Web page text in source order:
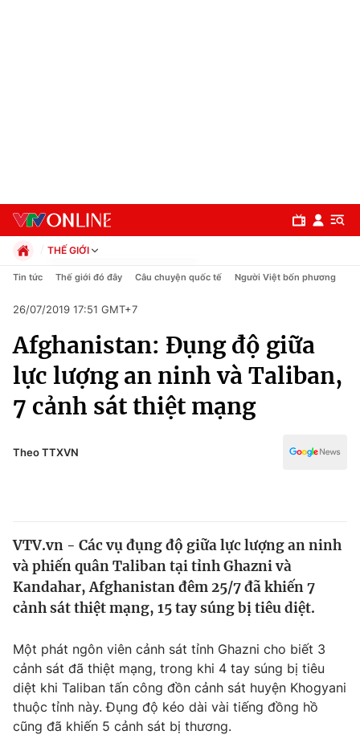
Chuyên mục
Chính trị
Xã hội
Pháp luật
Thế giới
Tin tức
Thế giới đó đây
Câu chuyện quốc tế
Kinh tế
Thị trường
Góc doanh nghiệp
Dữ liệu và đời sống
Truyền hình
Phim VTV
Giải trí
THẾ GIỚI
Chính trị
Pháp luật
Kinh tế
Thể thao
Truyền hình
Văn hóa - Giải trí
Tin tức Thế giới đó đây Câu chuyện quốc tế Người Việt bốn phương
26/07/2019 17:51 GMT+7
Afghanistan: Đụng độ giữa
lực lượng an ninh và Taliban,
7 cảnh sát thiệt mạng
Theo TTXVN
VTV.vn - Các vụ đụng độ giữa lực lượng an ninh
và phiến quân Taliban tại tỉnh Ghazni và
Kandahar, Afghanistan đêm 25/7 đã khiến 7
cảnh sát thiệt mạng, 15 tay súng bị tiêu diệt.
Một phát ngôn viên cảnh sát tỉnh Ghazni cho biết 3
cảnh sát đã thiệt mạng, trong khi 4 tay súng bị tiêu
diệt khi Taliban tấn công đồn cảnh sát huyện Khogyani
thuộc tỉnh này. Đụng độ kéo dài vài tiếng đồng hồ
cũng đã khiến 5 cảnh sát bị thương.